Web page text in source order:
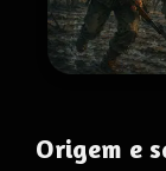
Origem e